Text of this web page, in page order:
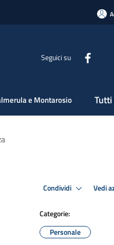
Seguici su
e Montarosio
Condividi Vedi
Categorie:
Personale